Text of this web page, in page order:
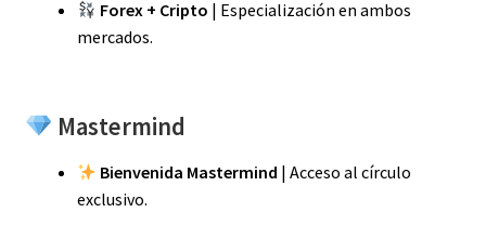
Forex + Cripto | Especialización en ambos
mercados.
Mastermind
Bienvenida Mastermind | Acceso al círculo
exclusivo.